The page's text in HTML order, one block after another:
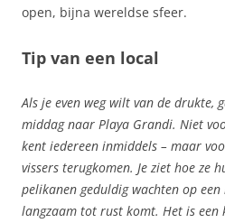
open, bijna wereldse sfeer.
Tip van een local
Als je even weg wilt van de drukte,
middag naar Playa Grandi. Niet
kent iedereen inmiddels – maar
vissers terugkomen. Je ziet hoe ze
pelikanen geduldig wachten op
langzaam tot rust komt. Het is